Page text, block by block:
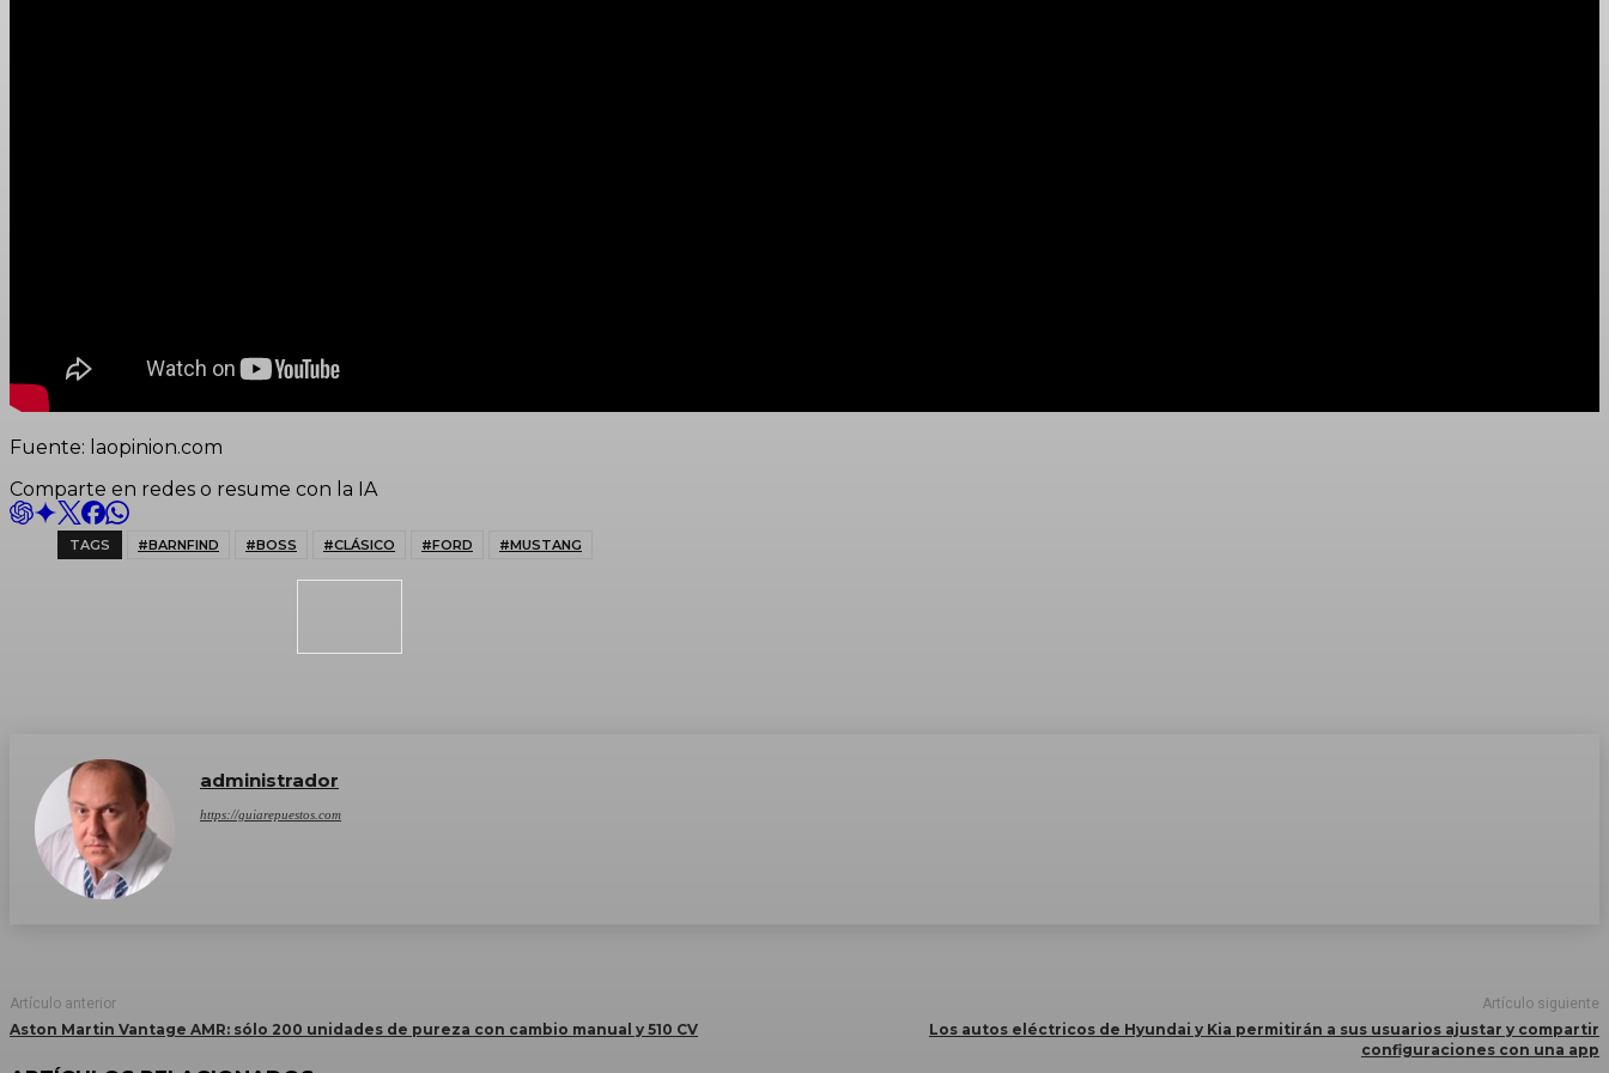
Fuente: laopinion.com
Comparte en redes o resume con la IA
TAGS #BARNFIND #BOSS #CLÁSICO #FORD #MUSTANG
administrador
https://guiarepuestos.com
Artículo anterior
Aston Martin Vantage AMR: sólo 200 unidades de pureza con cambio manual y 510 CV
Artículo siguiente
Los autos eléctricos de Hyundai y Kia permitirán a sus usuarios ajustar y compartir
configuraciones con una app